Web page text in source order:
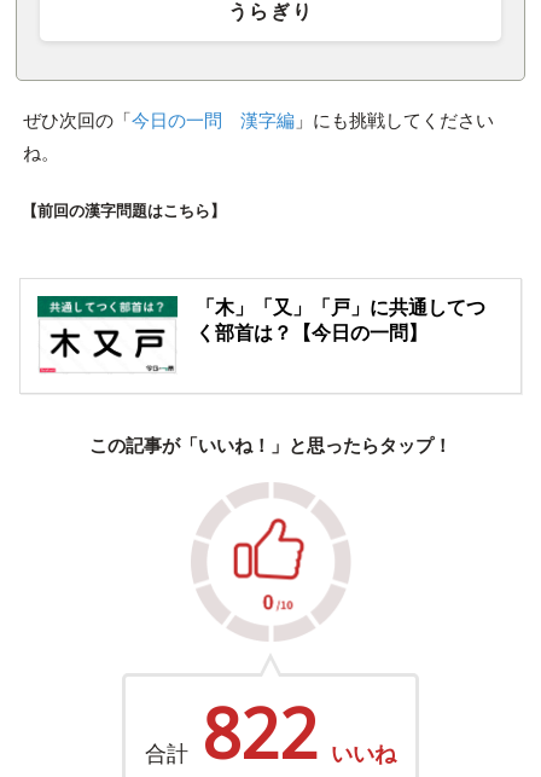
うらぎり
ぜひ次回の「今日の一問 漢字編」にも挑戦してください
ね。
【前回の漢字問題はこちら】
「木」「又」「戸」に共通してつ
く部首は？【今日の一問】
この記事が「いいね！」と思ったらタップ！
合計 822 いいね